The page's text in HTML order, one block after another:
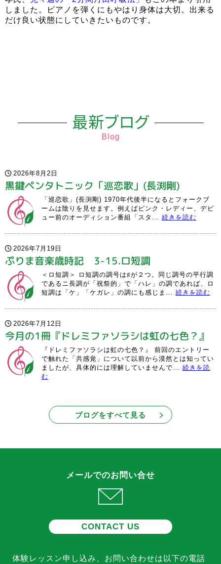
しました。ピアノを弾くにもやはり身体は大切。出来る
だけ良い状態にしていきたいものです。
最新ブログ
Blog
2026年8月2日
黒鍵ペンタトニック「巡恋歌」(長渕剛)
「巡恋歌」(長渕剛) 1970年代後半になるとフォークブ
ームは陰りを見せます。例えばピンク・レディー、デビ
ュー前のオーディション番組「スタ... 続きを読む
2026年7月19日
ぷりま音楽歳時記 3-15.ロ短調
＜ロ短調＞ ロ短調の調号は♯が２つ。同じ調号の平行調
であるニ長調が「祝祭的」で「ハレ」の調であれば、ロ
短調は「ケ」「ケガレ」の調にも感じま... 続きを読む
2026年7月12日
今月の1冊『ドレミファソラシは虹の七色？』
『ドレミファソラシは虹の七色？』 前回のエントリー
で触れた「共感覚」について以前から漠然とは知ってい
ましたが、具体的には理解していませんで... 続きを読
む
ブログをすべて見る
メールでのお問い合せ
CONTACT US
体験レッスン申し込み、お問い合わせは 以下の電話